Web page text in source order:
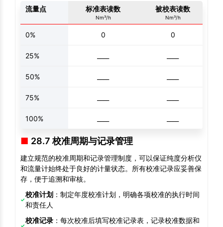
流量点 标准表读数
Nm³/h
被校表读数
Nm³/h
0% 0 0
25%
50%
75%
100%
28.7 校准周期与记录管理
建立规范的校准周期和记录管理制度，可以保证纯度分析仪
和流量计始终处于良好的计量状态。所有校准记录应妥善保
存，便于追溯和审核。
校准计划 ：制定年度校准计划，明确各项校准的执行时间
和责任人
校准记录 ：每次校准后填写校准记录表，记录校准数据和